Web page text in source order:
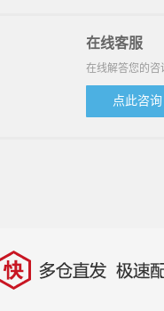
在线客服
在线解答您的咨
点此咨询
多仓直发，极速配